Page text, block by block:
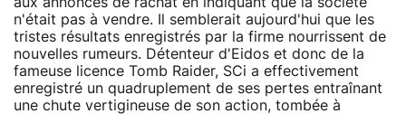
n'était pas à vendre. Il semblerait aujourd'hui que les
tristes résultats enregistrés par la firme nourrissent de
nouvelles rumeurs. Détenteur d'Eidos et donc de la
fameuse licence Tomb Raider, SCi a effectivement
enregistré un quadruplement de ses pertes entraînant
une chute vertigineuse de son action, tombée à